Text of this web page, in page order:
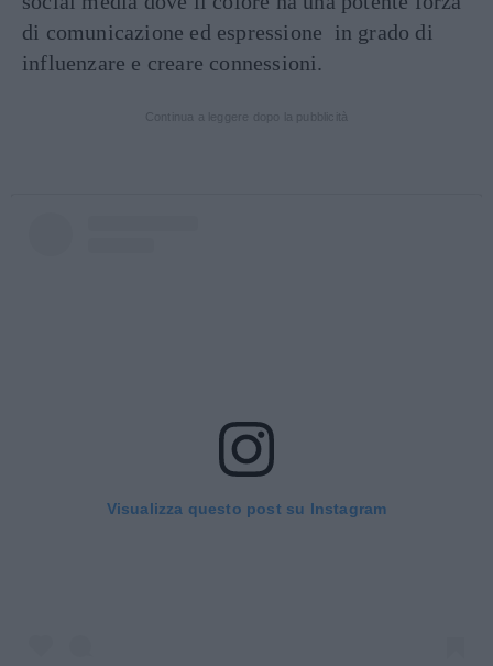
di comunicazione ed espressione in grado di
influenzare e creare connessioni.
Visualizza questo post su Instagram